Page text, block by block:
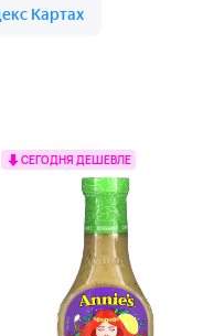
СЕГОДНЯ ДЕШЕВЛЕ